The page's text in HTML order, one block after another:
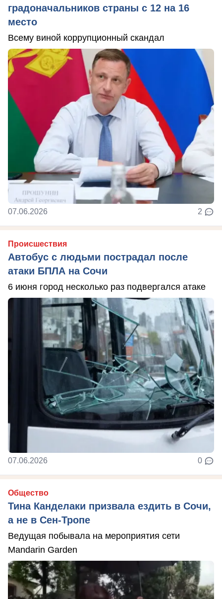
градоначальников страны с 12 на 16
место
Всему виной коррупционный скандал
07.06.2026 2
Происшествия
Автобус с людьми пострадал после
атаки БПЛА на Сочи
6 июня город несколько раз подвергался атаке
07.06.2026 0
Общество
Тина Канделаки призвала ездить в Сочи,
а не в Сен-Тропе
Ведущая побывала на мероприятия сети
Mandarin Garden